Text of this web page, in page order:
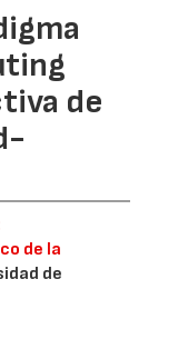
de
de la
de